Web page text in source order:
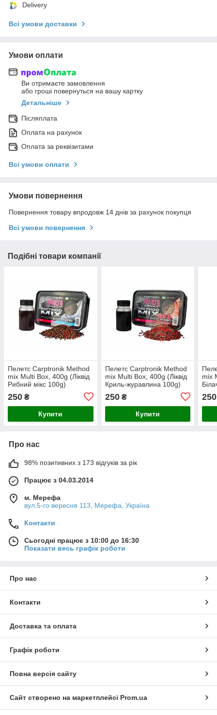
Delivery
Всі умови доставки
Умови оплати
Ви отримаєте замовлення
або гроші повернуться на вашу картку
Детальніше
Післяплата
Оплата на рахунок
Оплата за реквізитами
Всі умови оплати
Умови повернення
Повернення товару впродовж 14 днів за рахунок покупця
Всі умови повернення
Подібні товари компанії
Пелетс Carptronik Method
mix Multi Box, 400g (Ліквід
Рибний мікс 100g)
250 ₴
Купити
Пелетс Carptronik Method
mix Multi Box, 400g (Ліквід
Криль-журавлина 100g)
250₴
Купити
mix
250
Про нас
98% позитивних з 173 відгуків за рік
Працює з 04.03.2014
м. Мерефа
вул.5-го вересня 113, Мерефа, Україна
Контакти
Сьогодні працює з 10:00 до 16:30
Показати весь графік роботи
Про нас
Контакти
Доставка та оплата
Графік роботи
Повна версія сайту
Сайт створено на маркетплейсі Prom.ua